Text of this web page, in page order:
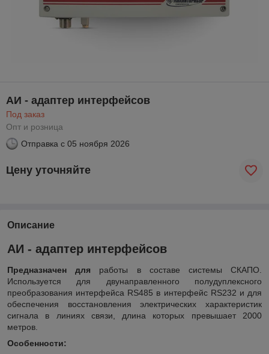
АИ - адаптер интерфейсов
Под заказ
Опт и розница
Отправка с 05 ноября 2026
Цену уточняйте
Описание
АИ - адаптер интерфейсов
Предназначен для работы в составе системы СКАПО.
Используется для двунаправленного полудуплексного
преобразования интерфейса RS485 в интерфейс RS232 и для
обеспечения восстановления электрических характеристик
сигнала в линиях связи, длина которых превышает 2000
метров.
Особенности: